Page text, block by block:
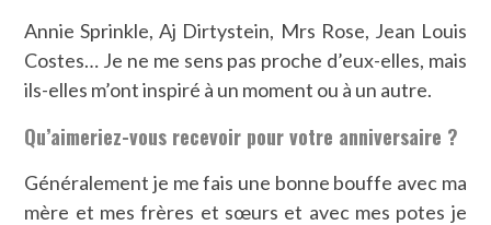
Annie Sprinkle, Aj Dirtystein, Mrs Rose, Jean Louis
Costes… Je ne me sens pas proche d’eux-elles, mais
ils-elles m’ont inspiré à un moment ou à un autre.
Qu’aimeriez-vous recevoir pour votre anniversaire ?
Généralement je me fais une bonne bouffe avec ma
mère et mes frères et sœurs et avec mes potes je